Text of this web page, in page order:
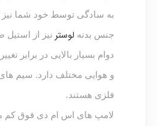
به سادگی توسط خود شما نیز
جنس بدنه لوستر نیز از
دوام بسیار بالایی در برابر
و هوایی مختلف دارد. سیم های
فلزی هستند.
لامپ های اس ام دی فوق کم